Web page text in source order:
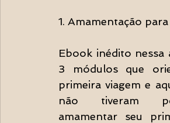
1. Amamentação
Ebook inédito nessa
3 módulos que
primeira viagem e
não tiveram
amamentar seu